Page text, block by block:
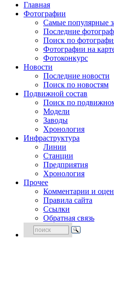
Главная
Фотографии
Cамые популярные
Последние
Поиск по
Фотографии на
Фотоконкурс
Новости
Последние новости
Поиск по новостям
Подвижной состав
Поиск по
Модели
Заводы
Хронология
Инфраструктура
Линии
Станции
Предприятия
Хронология
Прочее
Комментарии и
Правила сайта
Ссылки
Обратная связь